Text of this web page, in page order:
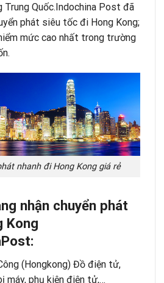
Trung Quốc.Indochina Post đã
phát siêu tốc đi Hong Kong;
mức cao nhất trong trường
nhanh đi Hong Kong giá rẻ
nhận chuyển phát
Kong
(Hongkong) Đồ điện tử,
máy, phụ kiện điện tử,…